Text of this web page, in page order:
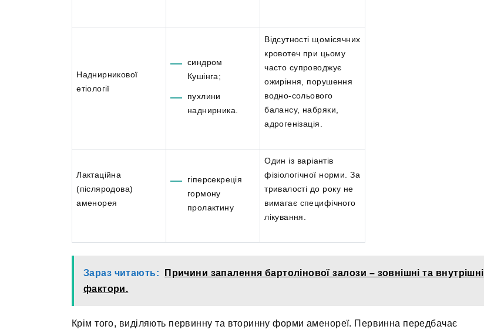
Наднирникової
етіології
синдром
Кушінга;
пухлини
наднирника.
Відсутності щомісячних
кровотеч при цьому
часто супроводжує
ожиріння, порушення
водно-сольового
балансу, набряки,
адрогенізація.
Лактаційна
(післяродова)
аменорея
гіперсекреція
гормону
пролактину
Один із варіантів
фізіологічної норми. За
тривалості до року не
вимагає специфічного
лікування.
Зараз читають:
Причини запалення бартолінової залози – зовнішні та внутрішні
фактори.
Крім того, виділяють первинну та вторинну форми аменореї. Первинна передбачає